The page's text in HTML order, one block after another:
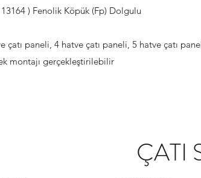
ÇATI
13164 ) Fenolik Köpük (Fp) Dolgulu
çatı paneli, 4 hatve çatı paneli, 5 hatve çatı
montajı gerçekleştirilebilir